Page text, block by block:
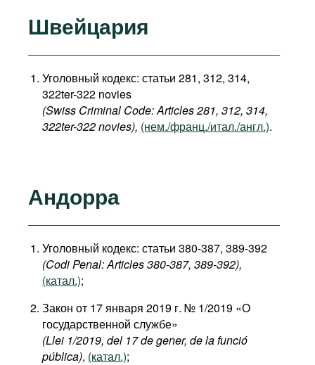
Швейцария
Уголовный кодекс: статьи 281, 312, 314,
322ter-322 novies
(Swiss Criminal Code: Articles 281, 312, 314,
322ter-322 novies), (нем./франц./итал./англ.).
Андорра
Уголовный кодекс: статьи 380-387, 389-392
(Codi Penal: Articles 380-387, 389-392),
(катал.);
Закон от 17 января 2019 г. № 1/2019 «О
государственной службе»
(Llei 1/2019, del 17 de gener, de la funció
pública), (катал.);